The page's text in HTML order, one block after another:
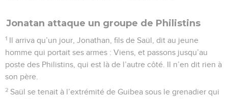
Jonatan attaque un groupe de Philistins
1 Il arriva qu’un jour, Jonathan, fils de Saül, dit au jeune
homme qui portait ses armes : Viens, et passons jusqu’au
poste des Philistins, qui est là de l’autre côté. Il n’en dit rien à
son père.
2 Saül se tenait à l’extrémité de Guibea sous le grenadier qui